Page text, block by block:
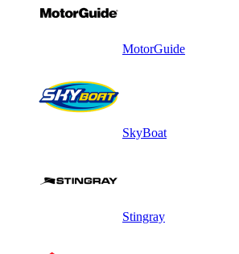
MotorGuide
SkyBoat
Stingray